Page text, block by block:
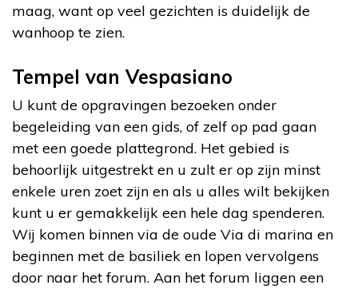
maag, want op veel gezichten is duidelijk de
wanhoop te zien.
Tempel van Vespasiano
U kunt de opgravingen bezoeken onder
begeleiding van een gids, of zelf op pad gaan
met een goede plattegrond. Het gebied is
behoorlijk uitgestrekt en u zult er op zijn minst
enkele uren zoet zijn en als u alles wilt bekijken
kunt u er gemakkelijk een hele dag spenderen.
Wij komen binnen via de oude Via di marina en
beginnen met de basiliek en lopen vervolgens
door naar het forum. Aan het forum liggen een